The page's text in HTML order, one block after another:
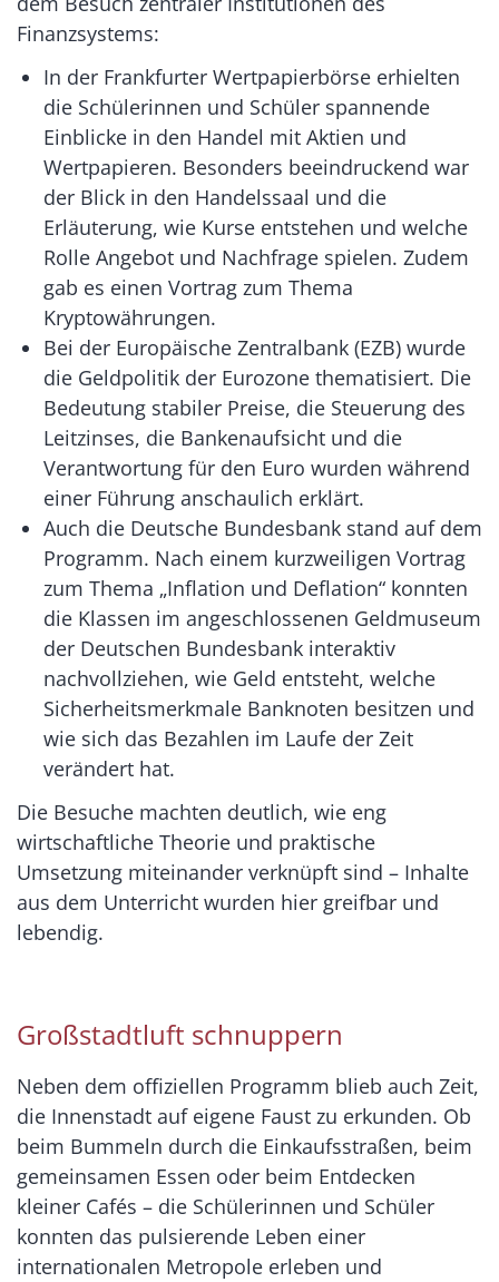
Finanzsystems:
In der Frankfurter Wertpapierbörse erhielten
die Schülerinnen und Schüler spannende
Einblicke in den Handel mit Aktien und
Wertpapieren. Besonders beeindruckend war
der Blick in den Handelssaal und die
Erläuterung, wie Kurse entstehen und welche
Rolle Angebot und Nachfrage spielen. Zudem
gab es einen Vortrag zum Thema
Kryptowährungen.
Bei der Europäische Zentralbank (EZB) wurde
die Geldpolitik der Eurozone thematisiert. Die
Bedeutung stabiler Preise, die Steuerung des
Leitzinses, die Bankenaufsicht und die
Verantwortung für den Euro wurden während
einer Führung anschaulich erklärt.
Auch die Deutsche Bundesbank stand auf dem
Programm. Nach einem kurzweiligen Vortrag
zum Thema „Inflation und Deflation“ konnten
die Klassen im angeschlossenen Geldmuseum
der Deutschen Bundesbank interaktiv
nachvollziehen, wie Geld entsteht, welche
Sicherheitsmerkmale Banknoten besitzen und
wie sich das Bezahlen im Laufe der Zeit
verändert hat.
Die Besuche machten deutlich, wie eng
wirtschaftliche Theorie und praktische
Umsetzung miteinander verknüpft sind – Inhalte
aus dem Unterricht wurden hier greifbar und
lebendig.
Großstadtluft schnuppern
Neben dem offiziellen Programm blieb auch Zeit,
die Innenstadt auf eigene Faust zu erkunden. Ob
beim Bummeln durch die Einkaufsstraßen, beim
gemeinsamen Essen oder beim Entdecken
kleiner Cafés – die Schülerinnen und Schüler
konnten das pulsierende Leben einer
internationalen Metropole erleben und